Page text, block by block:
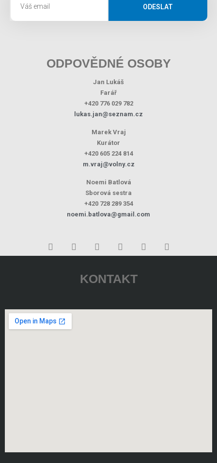
ODESLAT
ODPOVĚDNÉ OSOBY
Jan Lukáš
Farář
+420 776 029 782
lukas.jan@seznam.cz
Marek Vraj
Kurátor
+420 605 224 814
m.vraj@volny.cz
Noemi Batlová
Sborová sestra
+420 728 289 354
noemi.batlova@gmail.com
KONTAKT